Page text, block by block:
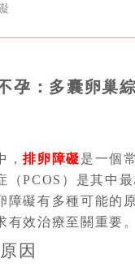
孕：多囊卵巢
，排卵障礙是一個
（PCOS）是其中
障礙有多種可能的
有效治療至關重要。
因